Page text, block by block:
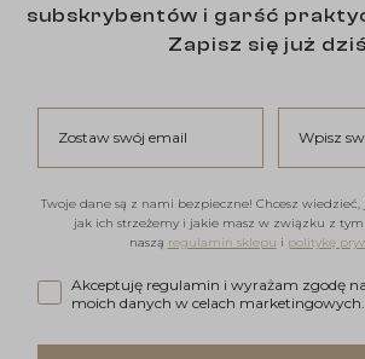
subskrybentów i garść
Zapisz się już
Twoje dane są z nami bezpieczne! Chcesz
jak ich strzeżemy i jakie masz w związku z
naszą regulamin sklepu i politykę
Akceptuję regulamin i wyrażam zgodę
Akceptuję regulamin i wyrażam zgodę
moich danych w celach marketingowych.